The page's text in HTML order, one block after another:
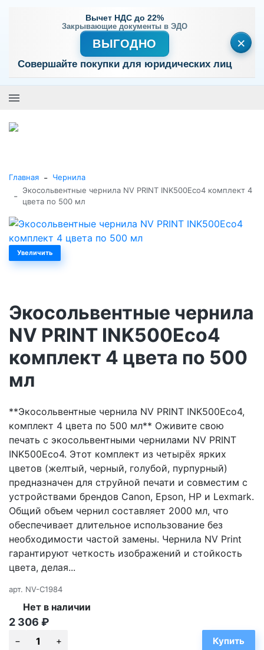
Вычет НДС до 22%
Закрывающие документы в ЭДО
ВЫГОДНО
Совершайте покупки для юридических лиц
×
Главная - Чернила
-
Экосольвентные чернила NV PRINT INK500Eco4 комплект 4
цвета по 500 мл
Увеличить
Экосольвентные чернила
NV PRINT INK500Eco4
комплект 4 цвета по 500
мл
**Экосольвентные чернила NV PRINT INK500Eco4,
комплект 4 цвета по 500 мл** Оживите свою
печать с экосольвентными чернилами NV PRINT
INK500Eco4. Этот комплект из четырёх ярких
цветов (желтый, черный, голубой, пурпурный)
предназначен для струйной печати и совместим с
устройствами брендов Canon, Epson, HP и Lexmark.
Общий объем чернил составляет 2000 мл, что
обеспечивает длительное использование без
необходимости частой замены. Чернила NV Print
гарантируют четкость изображений и стойкость
цвета, делая...
арт. NV-C1984
Нет в наличии
2 306 ₽